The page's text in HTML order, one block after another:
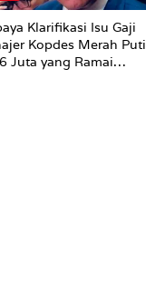
Klarifikasi Isu Gaji
Kopdes Merah
Juta yang Ramai